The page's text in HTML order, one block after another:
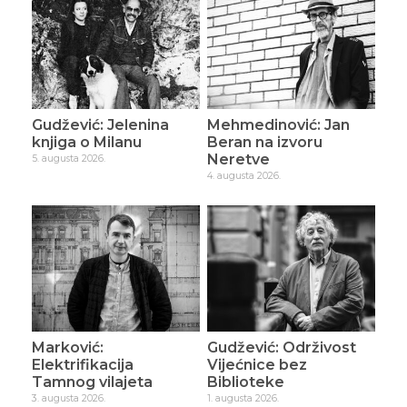
Gudžević: Jelenina
knjiga o Milanu
5. augusta 2026.
Mehmedinović: Jan
Beran na izvoru
Neretve
4. augusta 2026.
Marković:
Elektrifikacija
Tamnog vilajeta
3. augusta 2026.
Gudžević: Održivost
Vijećnice bez
Biblioteke
1. augusta 2026.